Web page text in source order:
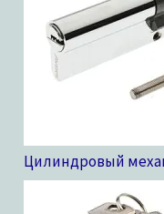
Цилиндровый